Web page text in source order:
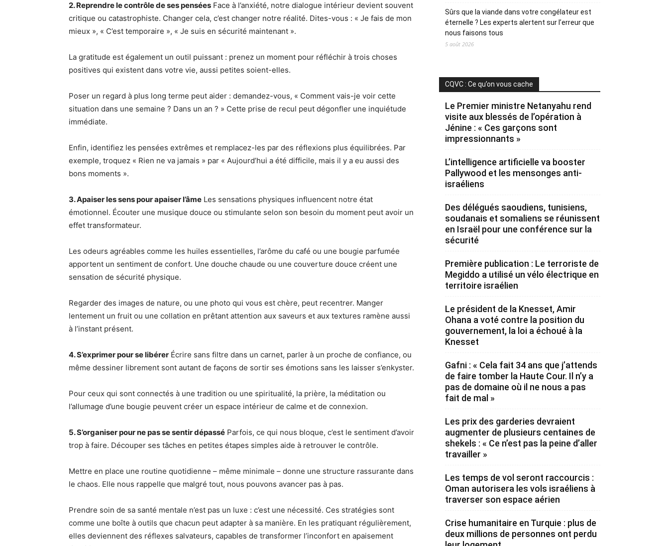
2. Reprendre le contrôle de ses pensées Face à l’anxiété, notre dialogue intérieur devient souvent
critique ou catastrophiste. Changer cela, c’est changer notre réalité. Dites-vous : « Je fais de mon
mieux », « C’est temporaire », « Je suis en sécurité maintenant ».
La gratitude est également un outil puissant : prenez un moment pour réfléchir à trois choses
positives qui existent dans votre vie, aussi petites soient-elles.
Poser un regard à plus long terme peut aider : demandez-vous, « Comment vais-je voir cette
situation dans une semaine ? Dans un an ? » Cette prise de recul peut dégonfler une inquiétude
immédiate.
Enfin, identifiez les pensées extrêmes et remplacez-les par des réflexions plus équilibrées. Par
exemple, troquez « Rien ne va jamais » par « Aujourd’hui a été difficile, mais il y a eu aussi des
bons moments ».
3. Apaiser les sens pour apaiser l’âme Les sensations physiques influencent notre état
émotionnel. Écouter une musique douce ou stimulante selon son besoin du moment peut avoir un
effet transformateur.
Les odeurs agréables comme les huiles essentielles, l’arôme du café ou une bougie parfumée
apportent un sentiment de confort. Une douche chaude ou une couverture douce créent une
sensation de sécurité physique.
Regarder des images de nature, ou une photo qui vous est chère, peut recentrer. Manger
lentement un fruit ou une collation en prêtant attention aux saveurs et aux textures ramène aussi
à l’instant présent.
4. S’exprimer pour se libérer Écrire sans filtre dans un carnet, parler à un proche de confiance, ou
même dessiner librement sont autant de façons de sortir ses émotions sans les laisser s’enkyster.
Pour ceux qui sont connectés à une tradition ou une spiritualité, la prière, la méditation ou
l’allumage d’une bougie peuvent créer un espace intérieur de calme et de connexion.
5. S’organiser pour ne pas se sentir dépassé Parfois, ce qui nous bloque, c’est le sentiment d’avoir
trop à faire. Découper ses tâches en petites étapes simples aide à retrouver le contrôle.
Mettre en place une routine quotidienne – même minimale – donne une structure rassurante dans
le chaos. Elle nous rappelle que malgré tout, nous pouvons avancer pas à pas.
Prendre soin de sa santé mentale n’est pas un luxe : c’est une nécessité. Ces stratégies sont
comme une boîte à outils que chacun peut adapter à sa manière. En les pratiquant régulièrement,
elles deviennent des réflexes salvateurs, capables de transformer l’inconfort en apaisement
Sûrs que la viande dans votre congélateur est
éternelle ? Les experts alertent sur l’erreur que
nous faisons tous
5 août 2026
CQVC : Ce qu’on vous cache
Le Premier ministre Netanyahu rend
visite aux blessés de l’opération à
Jénine : « Ces garçons sont
impressionnants »
L’intelligence artificielle va booster
Pallywood et les mensonges anti-
israéliens
Des délégués saoudiens, tunisiens,
soudanais et somaliens se réunissent
en Israël pour une conférence sur la
sécurité
Première publication : Le terroriste de
Megiddo a utilisé un vélo électrique en
territoire israélien
Le président de la Knesset, Amir
Ohana a voté contre la position du
gouvernement, la loi a échoué à la
Knesset
Gafni : « Cela fait 34 ans que j’attends
de faire tomber la Haute Cour. Il n’y a
pas de domaine où il ne nous a pas
fait de mal »
Les prix des garderies devraient
augmenter de plusieurs centaines de
shekels : « Ce n’est pas la peine d’aller
travailler »
Les temps de vol seront raccourcis :
Oman autorisera les vols israéliens à
traverser son espace aérien
Crise humanitaire en Turquie : plus de
deux millions de personnes ont perdu